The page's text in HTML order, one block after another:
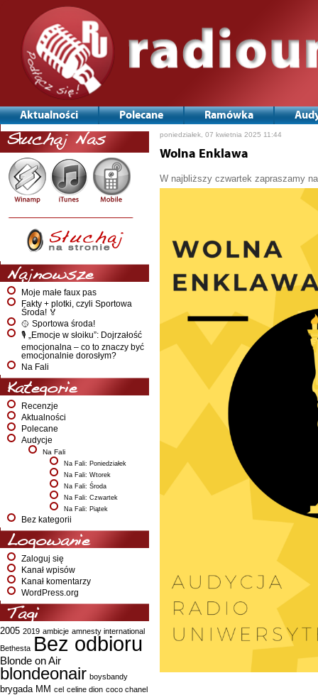
Aktualności Polecane Ramówka
Słuchaj Nas
Najnowsze
Moje małe faux pas
Fakty + plotki, czyli Sportowa
Środa! 🏅
🥎 Sportowa środa!
🎙️ „Emocje w słoiku”: Dojrzałość
emocjonalna – co to znaczy być
emocjonalnie dorosłym?
Na Fali
Kategorie
Recenzje
Aktualności
Polecane
Audycje
Na Fali
Na Fali: Poniedziałek
Na Fali: Wtorek
Na Fali: Środa
Na Fali: Czwartek
Na Fali: Piątek
Bez kategorii
Logowanie
Zaloguj się
Kanał wpisów
Kanał komentarzy
WordPress.org
Tagi
2005 2019 ambicje amnesty international
Bethesta Bez odbioru
Blonde on Air
blondeonair boysbandy
brygada MM cel celine dion coco chanel
poniedziałek, 07 kwietnia 2025 11:44
Wolna Enklawa
W najbliższy czwartek zapraszamy